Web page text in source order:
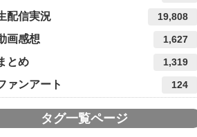
配信実況 19,808
画感想 1,627
とめ 1,319
ァンアート 124
タグ一覧ページ